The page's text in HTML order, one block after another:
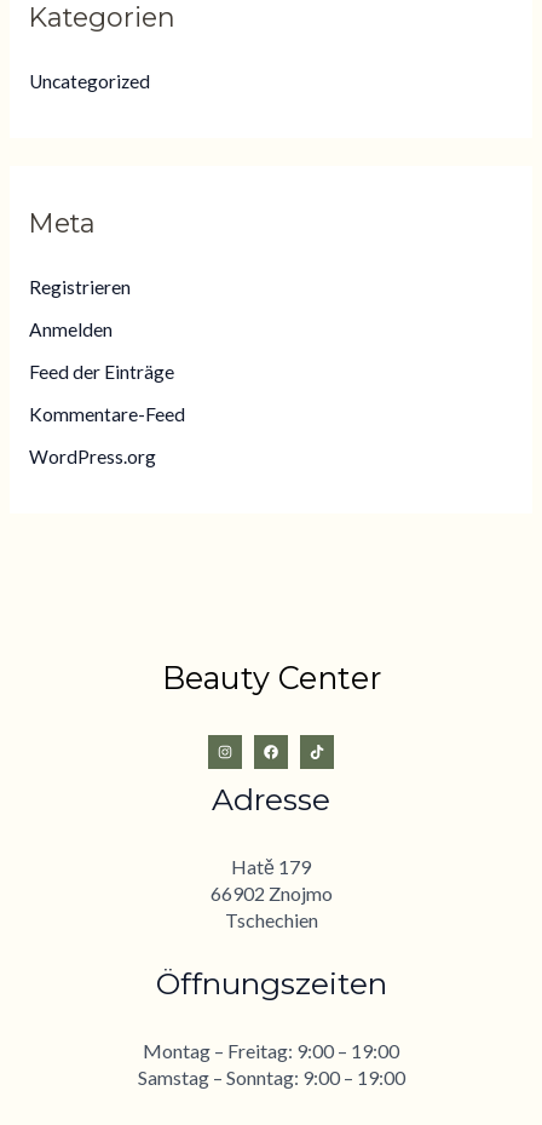
Kategorien
Uncategorized
Meta
Registrieren
Anmelden
Feed der Einträge
Kommentare-Feed
WordPress.org
Beauty Center
Adresse
Hatě 179
66902 Znojmo
Tschechien
Öffnungszeiten
Montag – Freitag: 9:00 – 19:00
Samstag – Sonntag: 9:00 – 19:00